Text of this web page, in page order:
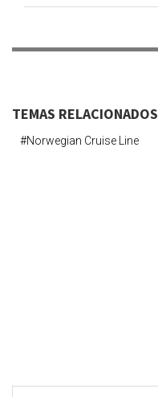
TEMAS RELACIONADOS
#norwegian Cruise Line